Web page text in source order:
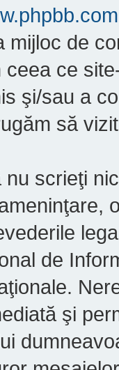
mijloc de
ce
şi/sau a
să
scrieţi
de
şi